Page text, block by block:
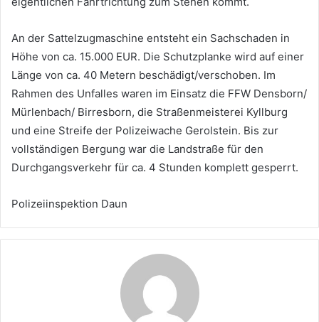
An der Sattelzugmaschine entsteht ein Sachschaden in
Höhe von ca. 15.000 EUR. Die Schutzplanke wird auf einer
Länge von ca. 40 Metern beschädigt/verschoben. Im
Rahmen des Unfalles waren im Einsatz die FFW Densborn/
Mürlenbach/ Birresborn, die Straßenmeisterei Kyllburg
und eine Streife der Polizeiwache Gerolstein. Bis zur
vollständigen Bergung war die Landstraße für den
Durchgangsverkehr für ca. 4 Stunden komplett gesperrt.
Polizeiinspektion Daun